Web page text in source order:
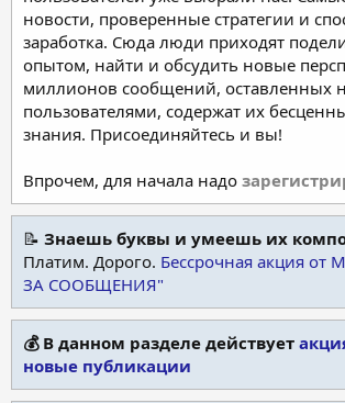
новости, проверенные стратегии и
заработка. Сюда люди приходят
опытом, найти и обсудить новые
миллионов сообщений, оставленных
пользователями, содержат их
знания. Присоединяйтесь и вы!
Впрочем, для начала надо
📝 Знаешь буквы и умеешь их
Платим. Дорого. Бессрочная акция от
ЗА СООБЩЕНИЯ"
💰 В данном разделе действует
новые публикации